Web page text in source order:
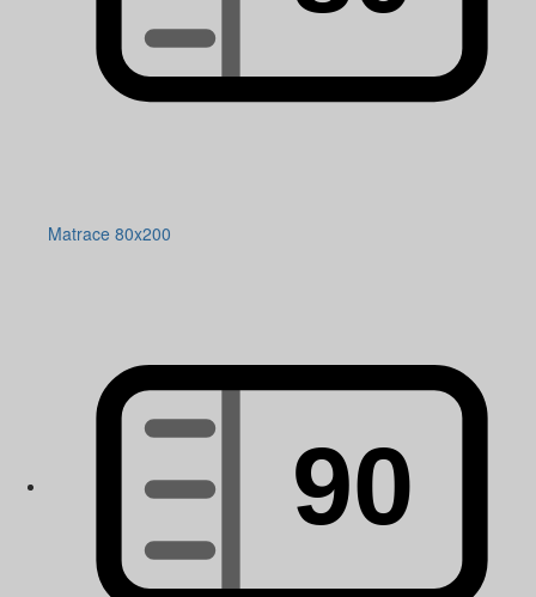
Matrace 80x200